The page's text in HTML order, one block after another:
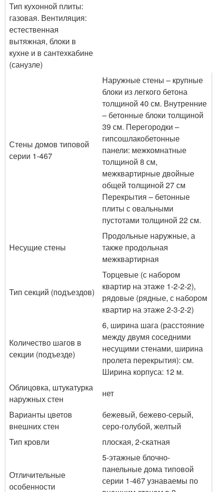
Тип кухонной плиты:
газовая. Вентиляция:
естественная
вытяжная, блоки в
кухне и в сантехкабине
(санузле)
Стены домов типовой
серии 1-467
Наружные стены – крупные
блоки из легкого бетона
толщиной 40 см. Внутренние
– бетонные блоки толщиной
39 см. Перегородки –
гипсошлакобетонные
панели: межкомнатные
толщиной 8 см,
межквартирные двойные
общей толщиной 27 см
Перекрытия – бетонные
плиты с овальными
пустотами толщиной 22 см.
Несущие стены
Продольные наружные, а
также продольная
межквартирная
Тип секций (подъездов)
Торцевые (с набором
квартир на этаже 1-2-2-2),
рядовые (рядные, с набором
квартир на этаже 2-3-2-2)
Количество шагов в
секции (подъезде)
6, ширина шага (расстояние
между двумя соседними
несущими стенами, ширина
пролета перекрытия): см.
Ширина корпуса: 12 м.
Облицовка, штукатурка
наружных стен
нет
Варианты цветов
внешних стен
бежевый, бежево-серый,
серо-голубой, желтый
Тип кровли
плоская, 2-скатная
Отличительные
особенности
5-этажные блочно-
панельные дома типовой
серии 1-467 узнаваемы по